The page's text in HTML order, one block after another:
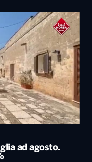
ad agosto.